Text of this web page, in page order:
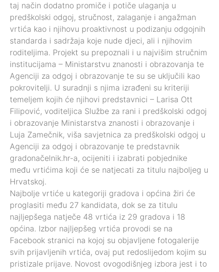
taj način dodatno promiče i potiče ulaganja u
predškolski odgoj, stručnost, zalaganje i angažman
vrtića kao i njihovu proaktivnost u podizanju odgojnih
standarda i sadržaja koje nude djeci, ali i njihovim
roditeljima. Projekt su prepoznali i u najvišim stručnim
institucijama – Ministarstvu znanosti i obrazovanja te
Agenciji za odgoj i obrazovanje te su se uključili kao
pokrovitelji. U suradnji s njima izrađeni su kriteriji
temeljem kojih će njihovi predstavnici – Larisa Ott
Filipović, voditeljica Službe za rani i predškolski odgoj
i obrazovanje Ministarstva znanosti i obrazovanje i
Luja Zamečnik, viša savjetnica za predškolski odgoj u
Agenciji za odgoj i obrazovanje te predstavnik
gradonačelnik.hr-a, ocijeniti i izabrati pobjednike
među vrtićima koji će se natjecati za titulu najboljeg u
Hrvatskoj.
Najbolje vrtiće u kategoriji gradova i općina žiri će
proglasiti među 27 kandidata, dok se za titulu
najljepšega natječe 48 vrtića iz 29 gradova i 18
općina. Izbor najljepšeg vrtića provodi se na
Facebook stranici na kojoj su objavljene fotogalerije
svih prijavljenih vrtića, ovaj put redoslijedom kojim su
pristizale prijave. Novost ovogodišnjeg izbora jest i to